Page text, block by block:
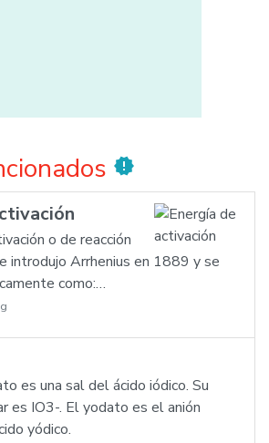
new_releases
o de reacción
introdujo Arrhenius en 1889 y se
como:…
es una sal del ácido iódico. Su
es IO3-. El yodato es el anión
yódico.